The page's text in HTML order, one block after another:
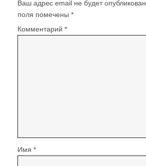
Ваш адрес email не будет опубликован.
поля помечены *
Комментарий *
Имя *